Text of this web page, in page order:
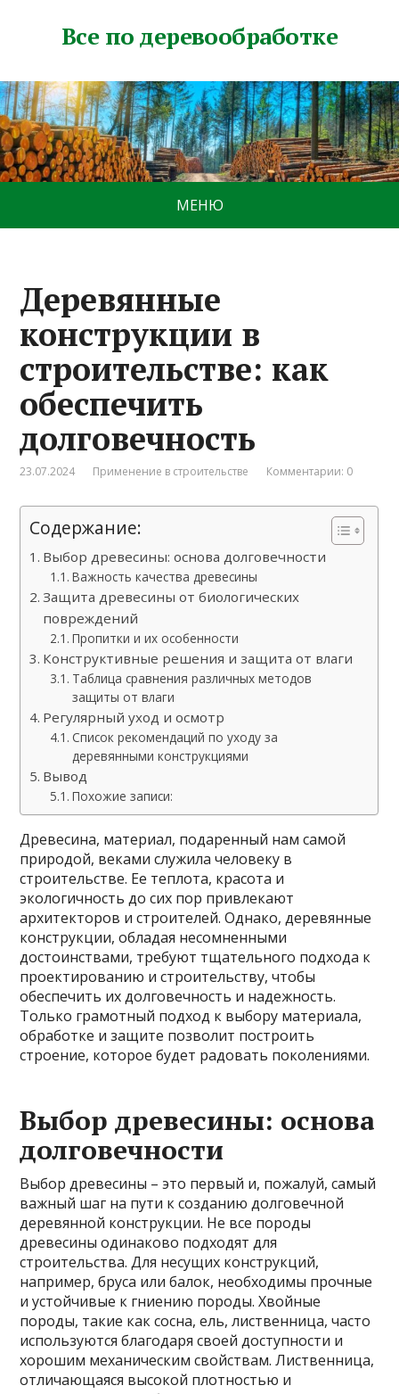
Все по деревообработке
МЕНЮ
Деревянные
конструкции в
строительстве: как
обеспечить
долговечность
23.07.2024 Применение в строительстве Комментарии: 0
Содержание:
Выбор древесины: основа долговечности
Важность качества древесины
Защита древесины от биологических
повреждений
Пропитки и их особенности
Конструктивные решения и защита от влаги
Таблица сравнения различных методов
защиты от влаги
Регулярный уход и осмотр
Список рекомендаций по уходу за
деревянными конструкциями
Вывод
Похожие записи:
Древесина, материал, подаренный нам самой
природой, веками служила человеку в
строительстве. Ее теплота, красота и
экологичность до сих пор привлекают
архитекторов и строителей. Однако, деревянные
конструкции, обладая несомненными
достоинствами, требуют тщательного подхода к
проектированию и строительству, чтобы
обеспечить их долговечность и надежность.
Только грамотный подход к выбору материала,
обработке и защите позволит построить
строение, которое будет радовать поколениями.
Выбор древесины: основа
долговечности
Выбор древесины – это первый и, пожалуй, самый
важный шаг на пути к созданию долговечной
деревянной конструкции. Не все породы
древесины одинаково подходят для
строительства. Для несущих конструкций,
например, бруса или балок, необходимы прочные
и устойчивые к гниению породы. Хвойные
породы, такие как сосна, ель, лиственница, часто
используются благодаря своей доступности и
хорошим механическим свойствам. Лиственница,
отличающаяся высокой плотностью и